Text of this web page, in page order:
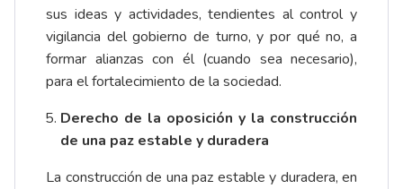
sus ideas y actividades, tendientes al control y
vigilancia del gobierno de turno, y por qué no, a
formar alianzas con él (cuando sea necesario),
para el fortalecimiento de la sociedad.
Derecho de la oposición y la construcción
de una paz estable y duradera
La construcción de una paz estable y duradera, en